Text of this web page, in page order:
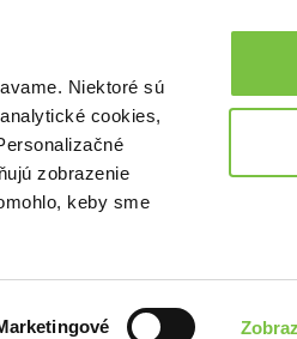
Niektoré sú
cookies,
zobrazenie
keby sme
Zoradiť podľa: